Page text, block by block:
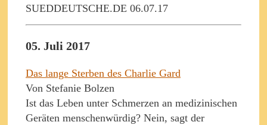
SUEDDEUTSCHE.DE 06.07.17
05. Juli 2017
Das lange Sterben des Charlie Gard
Von Stefanie Bolzen
Ist das Leben unter Schmerzen an medizinischen
Geräten menschenwürdig? Nein, sagt der